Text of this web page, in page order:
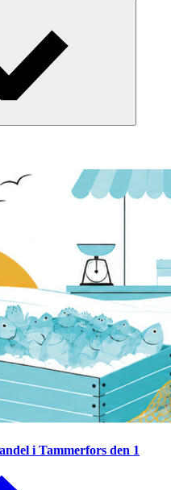
i Tammerfors den 1